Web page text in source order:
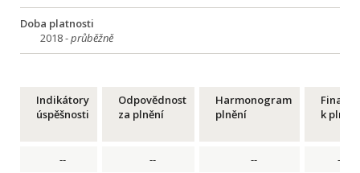
Doba platnosti
2018 -průběžně
Indikátory
úspěšnosti
Odpovědnost
za plnění
Harmonogram
plnění
Finance
k plnění
-- -- -- --